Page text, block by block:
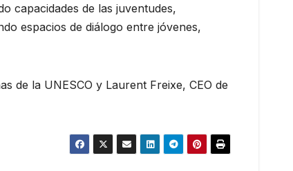
capacidades de las juventudes,
espacios de diálogo entre jóvenes,
de la UNESCO y Laurent Freixe, CEO de